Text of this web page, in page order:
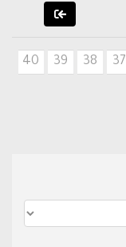
37
38
39
40